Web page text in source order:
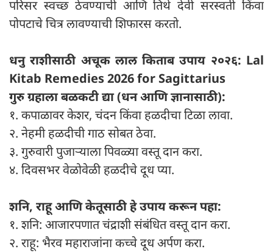
परिसर स्वच्छ ठेवण्याची आणि तिथे देवी सरस्वती किंवा
पोपटाचे चित्र लावण्याची शिफारस करतो.
धनु राशीसाठी अचूक लाल किताब उपाय २०२६: Lal
Kitab Remedies 2026 for Sagittarius
गुरु ग्रहाला बळकटी द्या (धन आणि ज्ञानासाठी):
१. कपाळावर केशर, चंदन किंवा हळदीचा टिळा लावा.
२. नेहमी हळदीची गाठ सोबत ठेवा.
३. गुरुवारी पुजाऱ्याला पिवळ्या वस्तू दान करा.
४. दिवसभर वेळोवेळी हळदीचे दूध प्या.
शनि, राहू आणि केतूसाठी हे उपाय करून पहा:
१. शनि: आजारपणात चंद्राशी संबंधित वस्तू दान करा.
२. राहू: भैरव महाराजांना कच्चे दूध अर्पण करा.